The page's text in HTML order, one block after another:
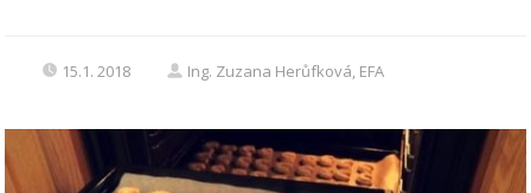
15.1. 2018 Ing. Zuzana Herůfková, EFA